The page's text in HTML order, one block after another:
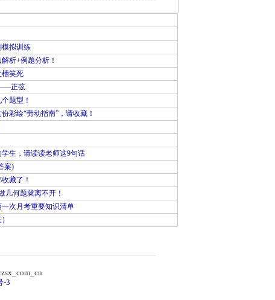
模拟训练
析+例题分析！
槽笑死
——正弦
题型！
彩绘“劳动指南”，请收藏！
生，请读读老师这9句话
案)
藏了！
几何题就离不开！
次月考重要知识清单
-3